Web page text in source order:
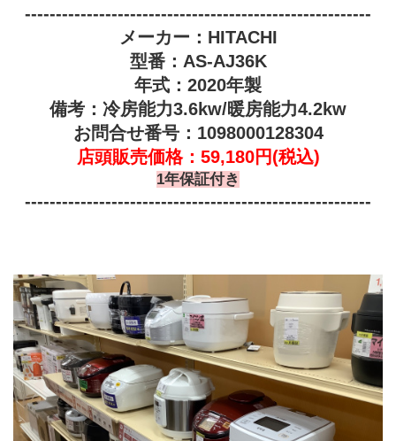
--------------------------------------------------------
メーカー：HITACHI
型番：AS-AJ36K
年式：2020年製
備考：冷房能力3.6kw/暖房能力4.2kw
お問合せ番号：1098000128304
店頭販売価格：59,180円(税込)
1年保証付き
--------------------------------------------------------